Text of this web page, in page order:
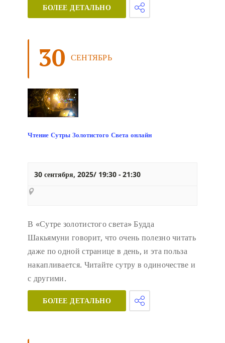
БОЛЕЕ ДЕТАЛЬНО
30 СЕНТЯБРЬ
Чтение Сутры Золотистого Света онлайн
30 сентября, 2025/ 19:30 - 21:30
В «Сутре золотистого света» Будда
Шакьямуни говорит, что очень полезно читать
даже по одной странице в день, и эта польза
накапливается. Читайте сутру в одиночестве и
с другими.
БОЛЕЕ ДЕТАЛЬНО